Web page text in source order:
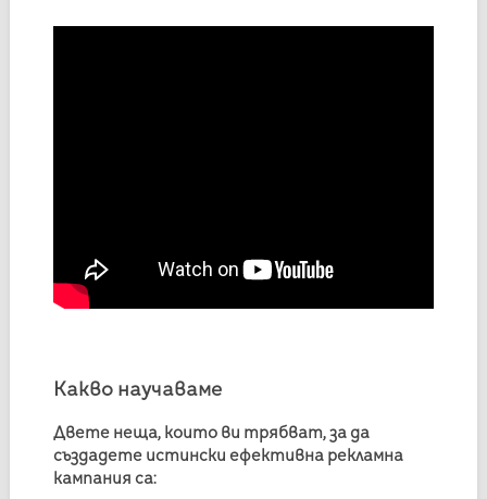
Какво научаваме
Двете неща, които ви трябват, за да
създадете истински ефективна рекламна
кампания са: